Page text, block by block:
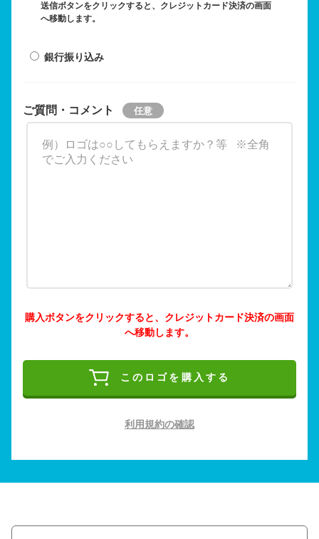
送信ボタンをクリックすると、クレジットカード決済の画面
へ移動します。
銀行振り込み
ご質問・コメント
購入ボタンをクリックすると、クレジットカード決済の画面
へ移動します。
このロゴを購入する
利用規約の確認